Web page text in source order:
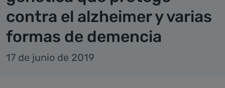
contra el alzheimer y varias
formas de demencia
17 de junio de 2019